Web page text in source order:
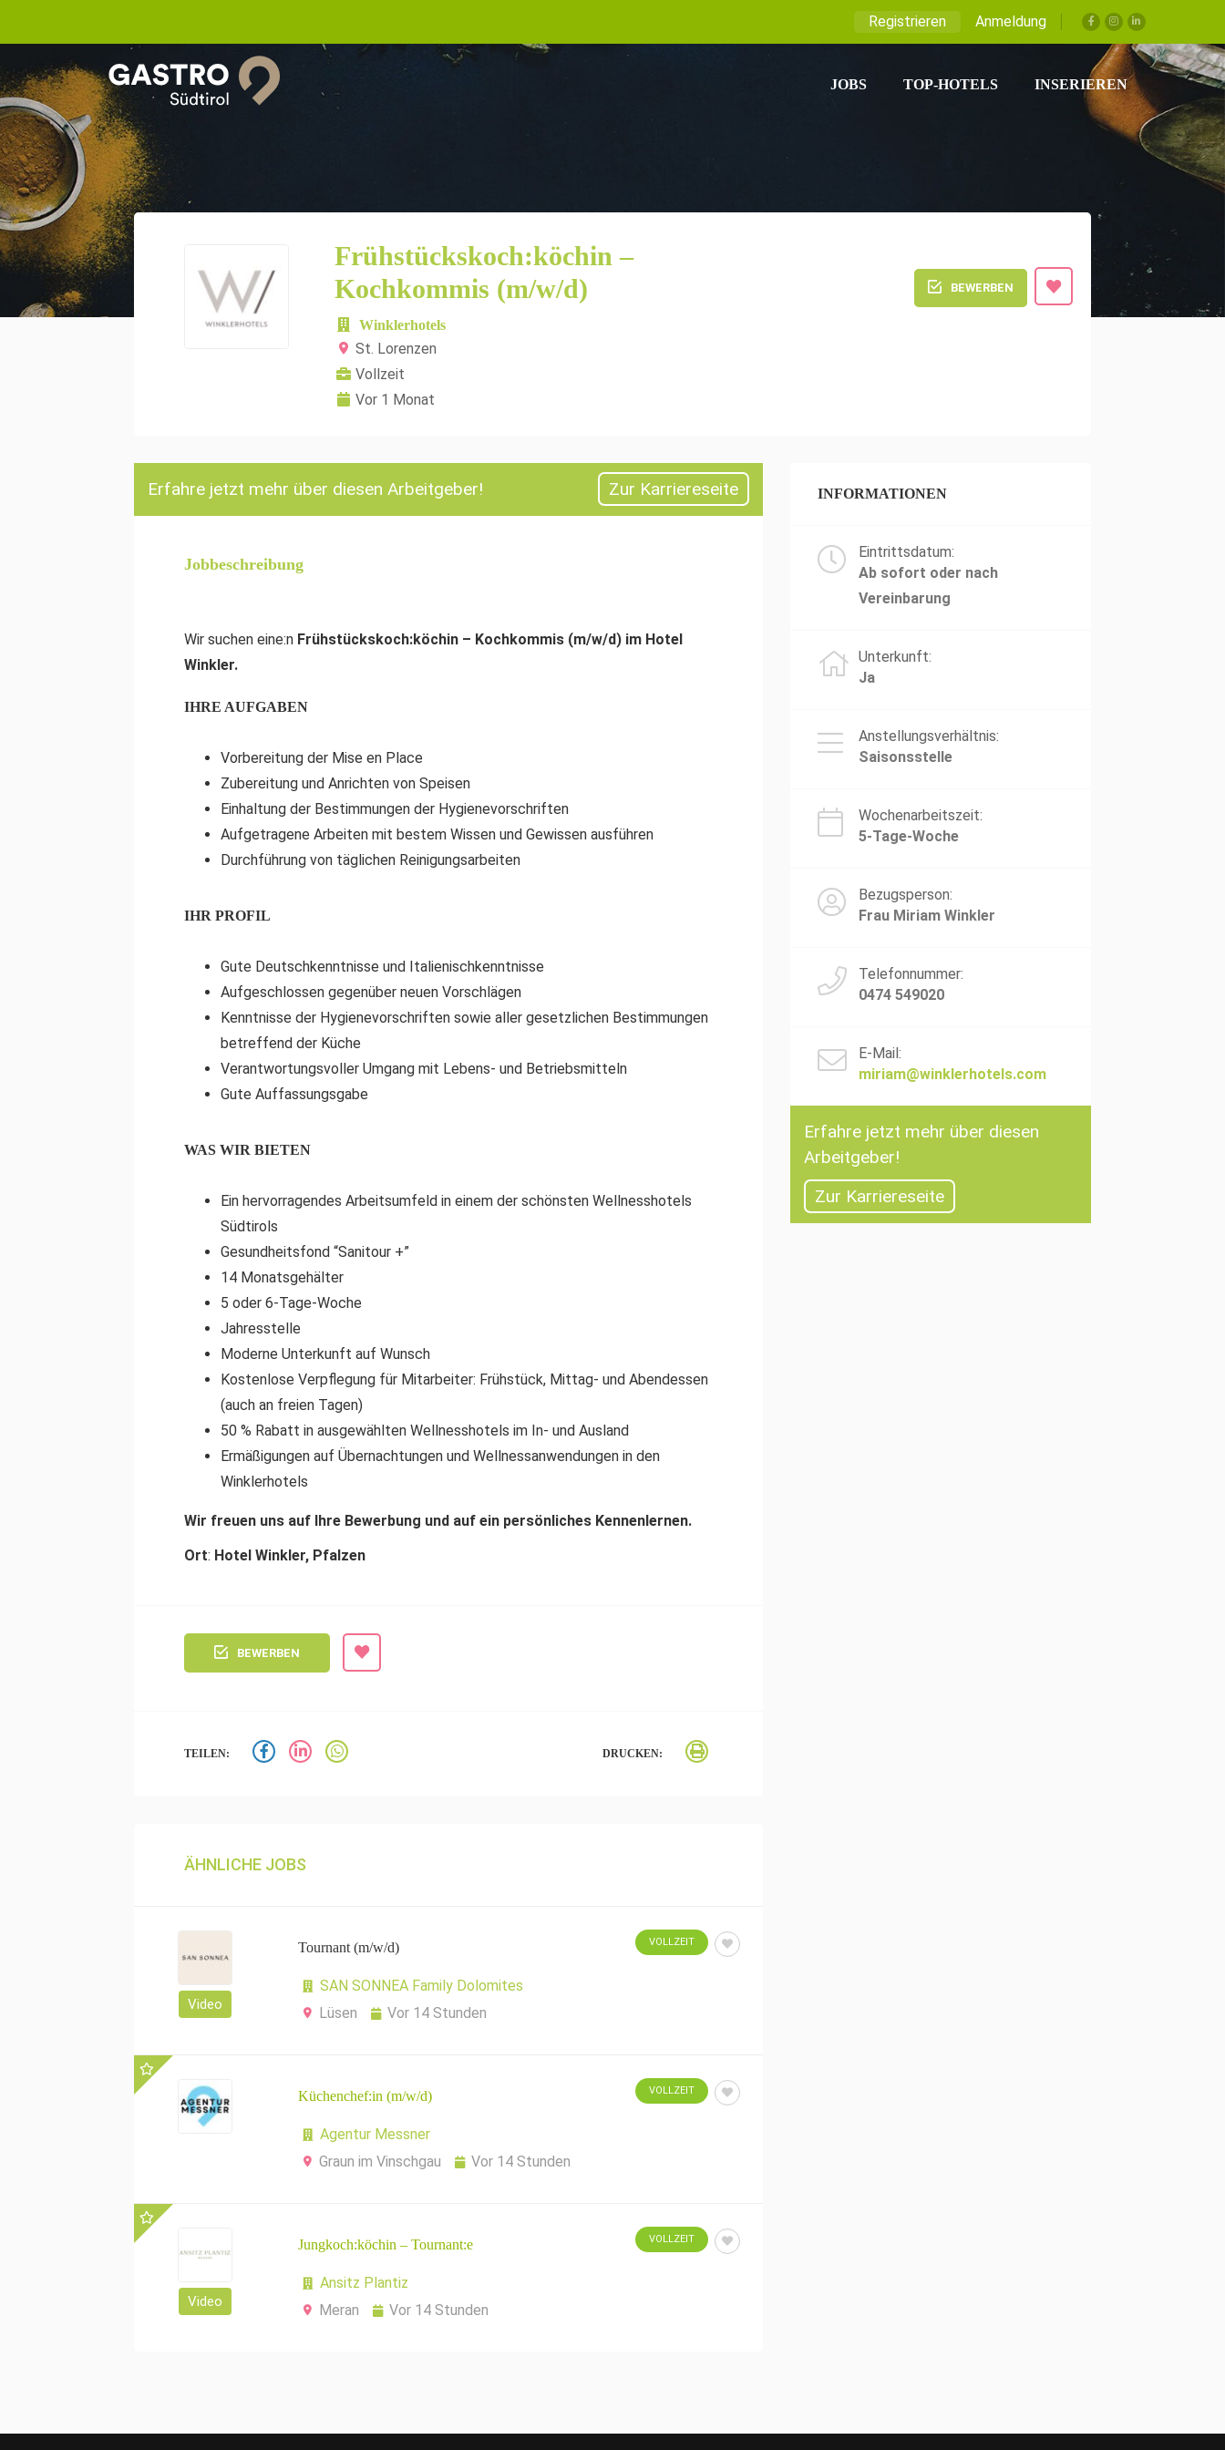
Registrieren Anmeldung
JOBS TOP-HOTELS INSERIEREN
Frühstückskoch:köchin –
Kochkommis (m/w/d)
Winklerhotels
St. Lorenzen
Vollzeit
Vor 1 Monat
BEWERBEN
Erfahre jetzt mehr über diesen Arbeitgeber! Zur Karriereseite
Jobbeschreibung
Wir suchen eine:n Frühstückskoch:köchin – Kochkommis (m/w/d) im Hotel
Winkler.
IHRE AUFGABEN
Vorbereitung der Mise en Place
Zubereitung und Anrichten von Speisen
Einhaltung der Bestimmungen der Hygienevorschriften
Aufgetragene Arbeiten mit bestem Wissen und Gewissen ausführen
Durchführung von täglichen Reinigungsarbeiten
IHR PROFIL
Gute Deutschkenntnisse und Italienischkenntnisse
Aufgeschlossen gegenüber neuen Vorschlägen
Kenntnisse der Hygienevorschriften sowie aller gesetzlichen Bestimmungen
betreffend der Küche
Verantwortungsvoller Umgang mit Lebens- und Betriebsmitteln
Gute Auffassungsgabe
WAS WIR BIETEN
Ein hervorragendes Arbeitsumfeld in einem der schönsten Wellnesshotels
Südtirols
Gesundheitsfond “Sanitour +”
14 Monatsgehälter
5 oder 6-Tage-Woche
Jahresstelle
Moderne Unterkunft auf Wunsch
Kostenlose Verpflegung für Mitarbeiter: Frühstück, Mittag- und Abendessen
(auch an freien Tagen)
50 % Rabatt in ausgewählten Wellnesshotels im In- und Ausland
Ermäßigungen auf Übernachtungen und Wellnessanwendungen in den
Winklerhotels
Wir freuen uns auf Ihre Bewerbung und auf ein persönliches Kennenlernen.
Ort: Hotel Winkler, Pfalzen
BEWERBEN
TEILEN: DRUCKEN:
ÄHNLICHE JOBS
Video
Tournant (m/w/d)
SAN SONNEA Family Dolomites
Lüsen
Vor 14 Stunden
VOLLZEIT
Küchenchef:in (m/w/d)
Agentur Messner
Graun im Vinschgau
Vor 14 Stunden
VOLLZEIT
Video
Jungkoch:köchin – Tournant:e
Ansitz Plantiz
Meran
Vor 14 Stunden
VOLLZEIT
INFORMATIONEN
Eintrittsdatum:
Ab sofort oder nach
Vereinbarung
Unterkunft:
Ja
Anstellungsverhältnis:
Saisonsstelle
Wochenarbeitszeit:
5-Tage-Woche
Bezugsperson:
Frau Miriam Winkler
Telefonnummer:
0474 549020
E-Mail:
miriam@winklerhotels.com
Erfahre jetzt mehr über diesen
Arbeitgeber!
Zur Karriereseite